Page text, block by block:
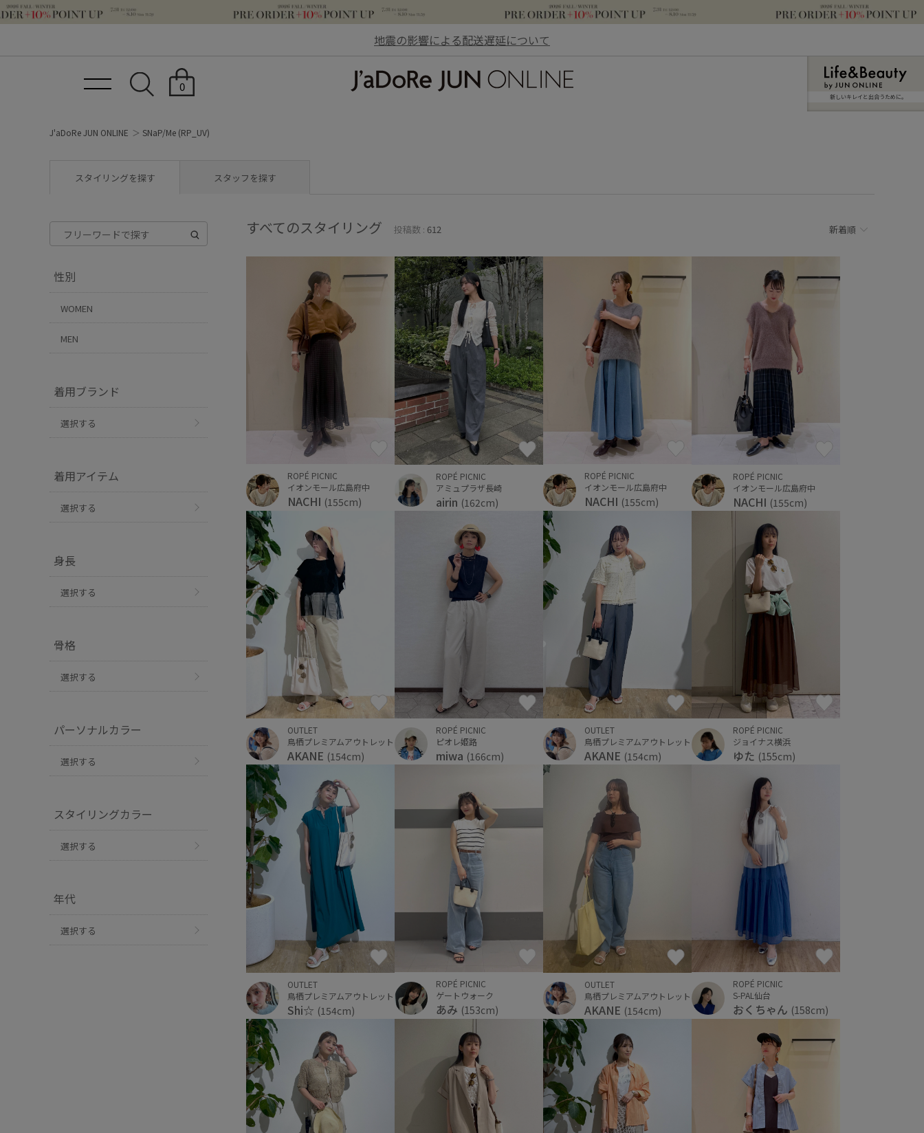
地震の影響による配送遅延について
0
新しいキレイと出合うために。
J'aDoRe JUN ONLINE SNaP/Me (RP_UV)
スタイリングを探す スタッフを探す
性別
WOMEN
MEN
着用ブランド
選択する
着用アイテム
選択する
身長
選択する
骨格
選択する
パーソナルカラー
選択する
スタイリングカラー
選択する
年代
選択する
すべてのスタイリング 投稿数 : 612 新着順
ROPÉ PICNIC
イオンモール広島府中
NACHI (155cm)
ROPÉ PICNIC
アミュプラザ長崎
airin (162cm)
ROPÉ PICNIC
イオンモール広島府中
NACHI (155cm)
ROPÉ PICNIC
イオンモール広島府中
NACHI (155cm)
OUTLET
鳥栖プレミアムアウトレット
AKANE (154cm)
ROPÉ PICNIC
ピオレ姫路
miwa (166cm)
OUTLET
鳥栖プレミアムアウトレット
AKANE (154cm)
ROPÉ PICNIC
ジョイナス横浜
ゆた (155cm)
OUTLET
鳥栖プレミアムアウトレット
Shi☆ (154cm)
ROPÉ PICNIC
ゲートウォーク
あみ (153cm)
OUTLET
鳥栖プレミアムアウトレット
AKANE (154cm)
ROPÉ PICNIC
S-PAL仙台
おくちゃん (158cm)